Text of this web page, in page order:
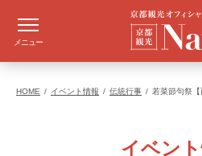
メニュー
HOME イベント情報 伝統行事 若菜節句祭【
イベン